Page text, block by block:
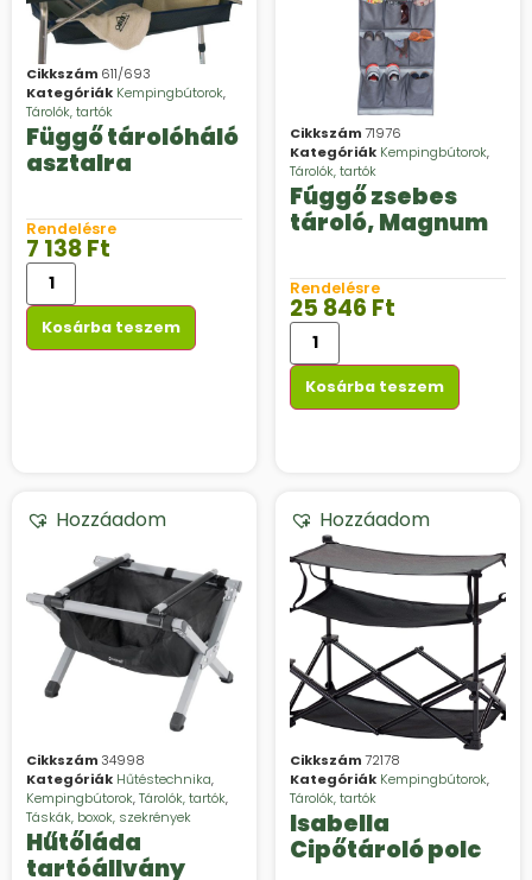
Cikkszám 611/693
Kategóriák Kempingbútorok,
Tárolók, tartók
Függő tárolóháló
asztalra
Rendelésre
7 138Ft
Kosárba teszem
Cikkszám71976
Kategóriák Kempingbútorok,
Tárolók, tartók
Fúggő zsebes
tároló, Magnum
Rendelésre
25 846 Ft
Kosárba teszem
Hozzáadom
Cikkszám 34998
Kategóriák Hűtéstechnika,
Kempingbútorok,Tárolók, tartók,
Táskák, boxok, szekrények
Hűtőláda
tartóállvány
Hozzáadom
Cikkszám72178
Kategóriák Kempingbútorok,
Tárolók, tartók
Isabella
Cipőtároló polc